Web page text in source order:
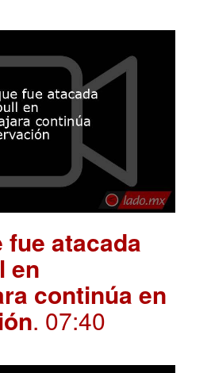
fue atacada
en
continúa en
. 07:40